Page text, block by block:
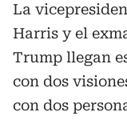
La
Harris y el
Trump llegan
con dos
con dos